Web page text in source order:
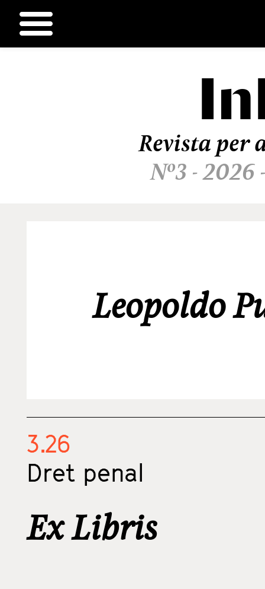
Revista per
Nº3 - 2026
Leopoldo
3.26
Dret penal
Ex Libris